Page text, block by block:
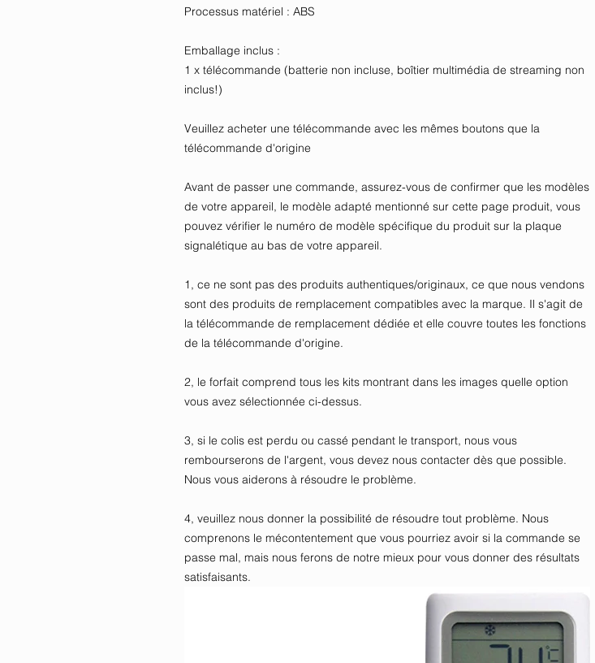
Processus matériel : ABS
Emballage inclus :
1 x télécommande (batterie non incluse, boîtier multimédia de streaming non
inclus!)
Veuillez acheter une télécommande avec les mêmes boutons que la
télécommande d'origine
Avant de passer une commande, assurez-vous de confirmer que les modèles
de votre appareil, le modèle adapté mentionné sur cette page produit, vous
pouvez vérifier le numéro de modèle spécifique du produit sur la plaque
signalétique au bas de votre appareil.
1, ce ne sont pas des produits authentiques/originaux, ce que nous vendons
sont des produits de remplacement compatibles avec la marque. Il s'agit de
la télécommande de remplacement dédiée et elle couvre toutes les fonctions
de la télécommande d'origine.
2, le forfait comprend tous les kits montrant dans les images quelle option
vous avez sélectionnée ci-dessus.
3, si le colis est perdu ou cassé pendant le transport, nous vous
rembourserons de l'argent, vous devez nous contacter dès que possible.
Nous vous aiderons à résoudre le problème.
4, veuillez nous donner la possibilité de résoudre tout problème. Nous
comprenons le mécontentement que vous pourriez avoir si la commande se
passe mal, mais nous ferons de notre mieux pour vous donner des résultats
satisfaisants.